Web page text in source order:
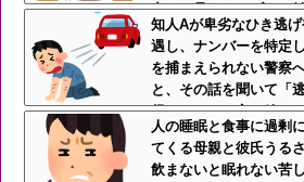
出した骨をテーブルに
る・・・
知人Aが卑劣なひき逃
遇し、ナンバーを特定
を捕まえられない警察
と、その話を聞いて「
得じゃん」と言い放っ
がわからん
人の睡眠と食事に過剰
てくる母親と彼氏うる
飲まないと眠れない苦